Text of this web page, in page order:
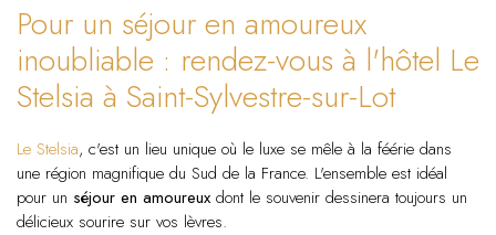
Pour un séjour en amoureux
inoubliable : rendez-vous à l'hôtel Le
Stelsia à Saint-Sylvestre-sur-Lot
Le Stelsia, c'est un lieu unique où le luxe se mêle à la féérie dans
une région magnifique du Sud de la France. L'ensemble est idéal
pour un séjour en amoureux dont le souvenir dessinera toujours un
délicieux sourire sur vos lèvres.